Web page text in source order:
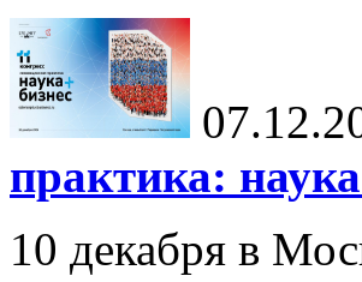
практика:
10 декабря в